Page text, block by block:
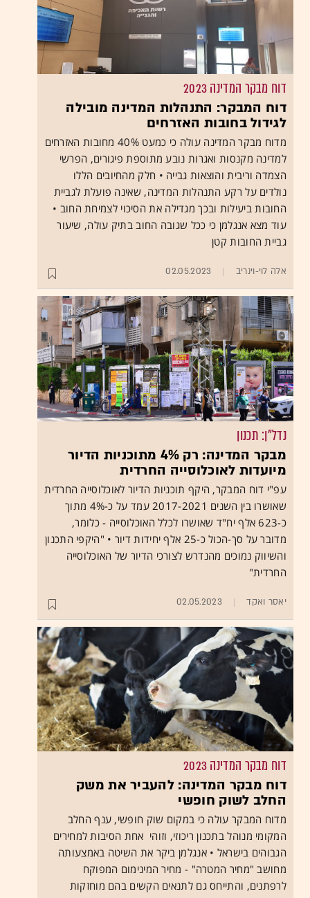
דוח מבקר המדינה 2023
דוח המבקר: התנהלות המדינה מובילה
לגידול בחובות האזרחים
מדוח מבקר המדינה עולה כי כמעט 40% מחובות האזרחים
למדינה מקנסות ואגרות נובע מתוספת פיגורים, הפרשי
הצמדה וריבית והוצאות גבייה • חלק מהחיובים הללו
נולדים על רקע התנהלות המדינה, שאינה פועלת לגביית
החובות ביעילות ובכך מגדילה את הסיכוי לצמיחת החוב •
עוד מצא אנגלמן כי ככל שגובה החוב בתיק עולה, שיעור
גביית החובות קטן
אלה לוי-וינריב 02.05.2023
נדל"ן: תכנון
מבקר המדינה: רק 4% מתוכניות הדיור
מיועדות לאוכלוסייה החרדית
עפ"י דוח המבקר, היקף תוכניות הדיור לאוכלוסייה החרדית
שאושרו בין השנים 2017-2021 עמד על כ-4% מתוך
כ-623 אלף יח"ד שאושרו לכלל האוכלוסייה - כלומר,
מדובר על סך-הכול כ-25 אלף יחידות דיור • "היקפי התכנון
והשיווק נמוכים מהנדרש לצורכי הדיור של האוכלוסייה
החרדית"
יאסר ואקד 02.05.2023
דוח מבקר המדינה 2023
דוח מבקר המדינה: להעביר את משק
החלב לשוק חופשי
מדוח המבקר עולה כי במקום שוק חופשי, ענף החלב
המקומי מנוהל בתכנון ריכוזי, וזוהי אחת הסיבות למחירים
הגבוהים בישראל • אנגלמן ביקר את השיטה באמצעותה
מחושב "מחיר המטרה" - מחיר המינימום המפוקח
לרפתנים, והתייחס גם לתנאים הקשים בהם מוחזקות